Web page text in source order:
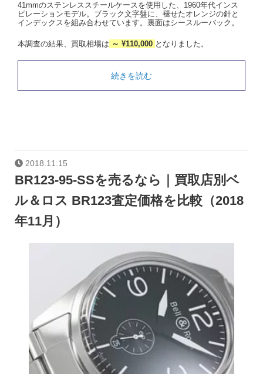
41mmのステンレススチールケースを使用した、1960年代インス
ピレーションモデル。ブラック文字盤に、褪せたオレンジの針と
インデックスを組み合わせています。裏面はシースルーバック。
本調査の結果、買取相場は ～ ¥110,000 となりました。
続きを読む
2018.11.15
BR123-95-SSを売るなら｜買取店別ベ
ル＆ロス BR123査定価格を比較（2018
年11月）